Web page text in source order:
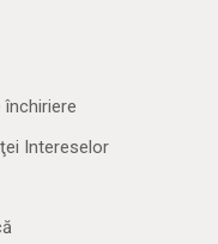
Intereselor